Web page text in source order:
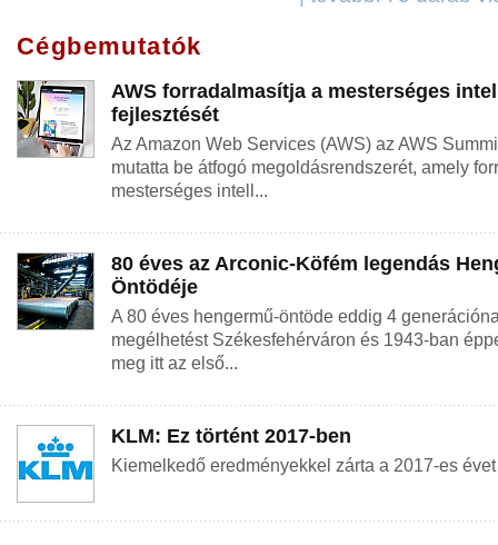
Cégbemutatók
AWS forradalmasítja a mesterséges
fejlesztését
Az Amazon Web Services (AWS) az AWS
mutatta be átfogó megoldásrendszerét, amely
mesterséges intell...
80 éves az Arconic-Köfém legendás
Öntödéje
A 80 éves hengermű-öntöde eddig 4
megélhetést Székesfehérváron és 1943-ban
meg itt az első...
KLM: Ez történt 2017-ben
Kiemelkedő eredményekkel zárta a 2017-es